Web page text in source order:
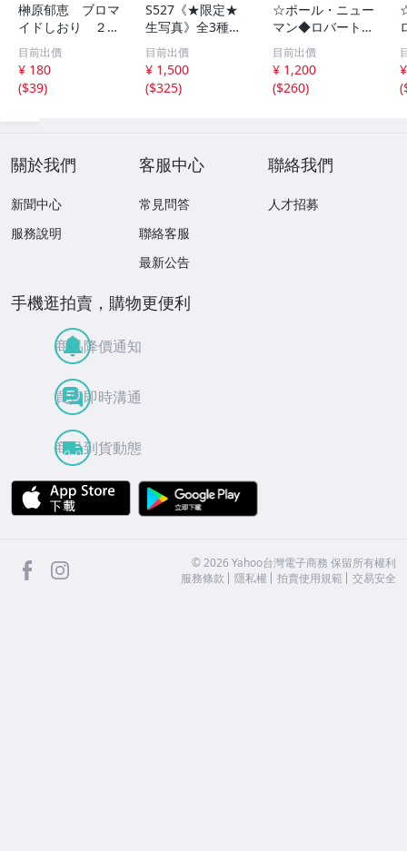
榊原郁恵 ブロマ
イドしおり ２枚
組 レトロ 送料
１１０円 未開封
目前出價
¥ 180
($39)
S527《★限定★
生写真》全3種セ
ット【井口裕香】
FLASH（フラッシ
ュ）2026年8月18
日・25日合併号
目前出價
¥ 1,500
($325)
☆ポール・ニュー
マン◆ロバート・
レッドフォード◆
サイン入り写真◆
30x20㎝☆
目前出價
¥ 1,200
($260)
(
關於我們
新聞中心
服務說明
客服中心
常見問答
聯絡客服
最新公告
聯絡我們
人才招募
手機逛拍賣，購物更便利
商品降價通知
買賣即時溝通
商品到貨動態
APP Store
facebook ©2026 Yahoo台灣電子商務 保留所有權利
服務條款
隱私權 拍賣使用規範 交易安全